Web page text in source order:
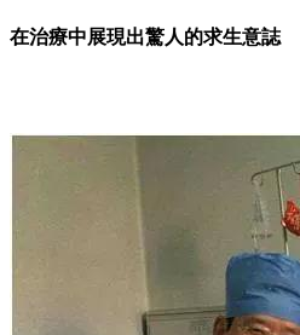
在治療中展現出驚人的求生意誌